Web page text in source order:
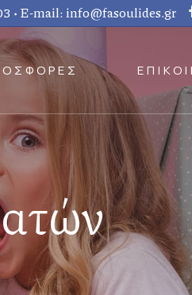
• E-mail:info@fasoulides.gr